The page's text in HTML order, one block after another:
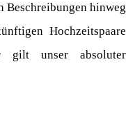
Beschreibungen hinweg
Hochzeitspaare
gilt unser absoluter